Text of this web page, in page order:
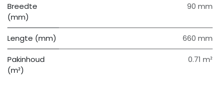
Breedte
(mm)
90 mm
Lengte (mm) 660 mm
Pakinhoud
(m²)
0.71 m²